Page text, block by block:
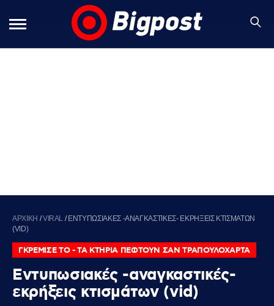
ΑΡΧΙΚΗ /VIRAL / ΕΝΤΥΠΩΣΙΑΚΕΣ -ΑΝΑΓΚΑΣΤΙΚΕΣ- ΕΚΡΗΞΕΙΣ ΚΤΙΣΜΑΤΩΝ
(VID)
ΓΚΡΕΜΙΣΕ ΤΟ - ΤΑ ΚΤΗΡΙΑ ΠΕΦΤΟΥΝ ΣΑΝ ΤΡΑΠΟΥΛΟΧΑΡΤΑ
Εντυπωσιακές -αναγκαστικές-
εκρήξεις κτισμάτων (vid)